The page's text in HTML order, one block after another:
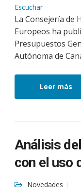
Escuchar
La Consejería de
Europeos ha
Presupuestos
Autónoma de
Leer más
Análisis
con el uso
Novedades